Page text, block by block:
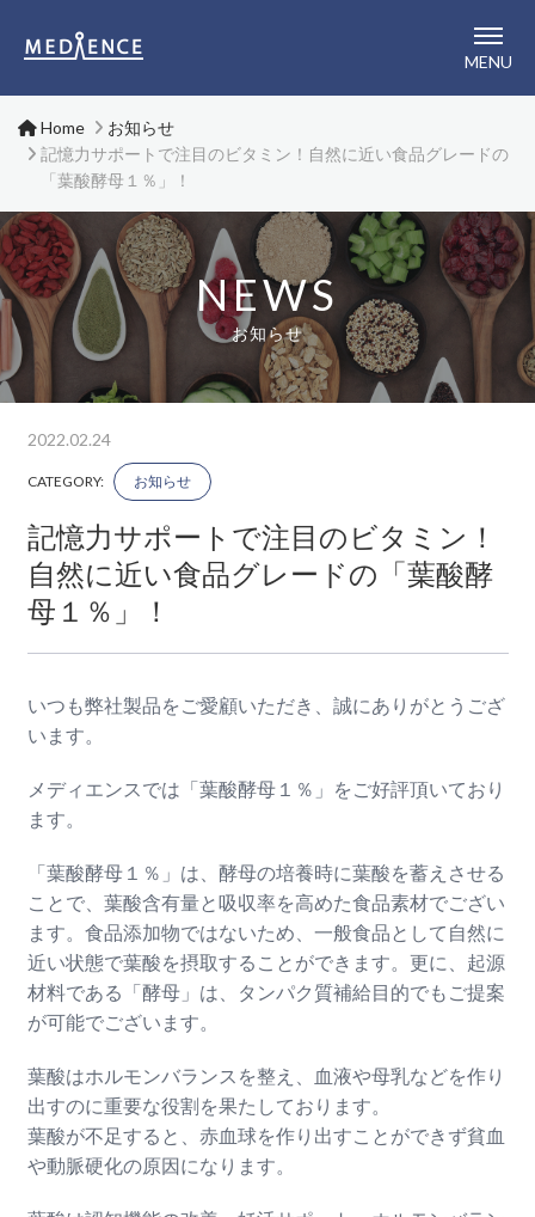
MENU
Home
お知らせ
記憶力サポートで注目のビタミン！自然に近い食品グレードの
「葉酸酵母１％」！
NEWS
お知らせ
2022.02.24
CATEGORY: お知らせ
記憶力サポートで注目のビタミン！
自然に近い食品グレードの「葉酸酵
母１％」！
いつも弊社製品をご愛顧いただき、誠にありがとうござ
います。
メディエンスでは「葉酸酵母１％」をご好評頂いており
ます。
「葉酸酵母１％」は、酵母の培養時に葉酸を蓄えさせる
ことで、葉酸含有量と吸収率を高めた食品素材でござい
ます。食品添加物ではないため、一般食品として自然に
近い状態で葉酸を摂取することができます。更に、起源
材料である「酵母」は、タンパク質補給目的でもご提案
が可能でございます。
葉酸はホルモンバランスを整え、血液や母乳などを作り
出すのに重要な役割を果たしております。
葉酸が不足すると、赤血球を作り出すことができず貧血
や動脈硬化の原因になります。